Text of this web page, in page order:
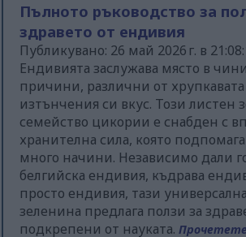
Пълното ръководство за
здравето от ендивия
Публикувано: 26 май 2026 г. в
Ендивията заслужава място в
причини, различни от хрупкавата
изтънчения си вкус. Този листен
семейство цикории е снабден с
хранителна сила, която
много начини. Независимо дали
белгийска ендивия, къдрава
просто ендивия, тази
зеленина предлага ползи за
подкрепени от науката.